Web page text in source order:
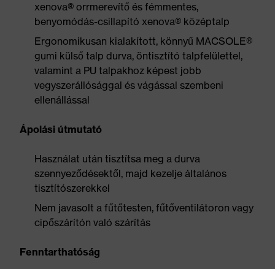
xenova® orrmerevítő és fémmentes,
benyomódás-csillapító xenova® középtalp
Ergonomikusan kialakított, könnyű MACSOLE®
gumi külső talp durva, öntisztító talpfelülettel,
valamint a PU talpakhoz képest jobb
vegyszerállósággal és vágással szembeni
ellenállással
Ápolási útmutató
Használat után tisztítsa meg a durva
szennyeződésektől, majd kezelje általános
tisztítószerekkel
Nem javasolt a fűtőtesten, fűtőventilátoron vagy
cipőszárítón való szárítás
Fenntarthatóság